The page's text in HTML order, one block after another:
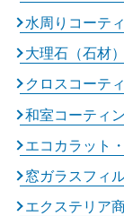
水周りコーテ
大理石（石材
クロスコーテ
和室コーティ
エコカラット
窓ガラスフィ
エクステリア